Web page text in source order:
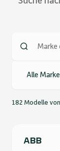
182 Modelle
ABB